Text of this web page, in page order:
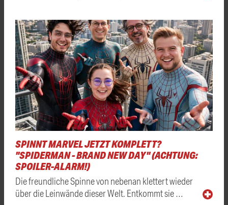
SPINNT MARVEL JETZT KOMPLETT?
"SPIDERMAN - BRAND NEW DAY" (ACHTUNG:
SPOILER-ALARM!)
Die freundliche Spinne von nebenan klettert wieder
über die Leinwände dieser Welt. Entkommt sie …